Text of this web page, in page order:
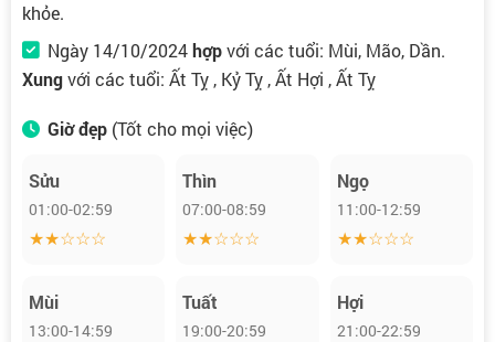
khỏe.
Ngày 14/10/2024hợpvới các tuổi: Mùi, Mão, Dần.
Xungvới các tuổi: Ất Tỵ , Kỷ Tỵ , Ất Hợi , Ất Tỵ
Giờ đẹp (Tốt cho mọi việc)
Sửu
01:00-02:59
★★☆☆☆
Thìn
07:00-08:59
★★☆☆☆
Ngọ
11:00-12:59
★★☆☆☆
Mùi
13:00-14:59
Tuất
19:00-20:59
Hợi
21:00-22:59